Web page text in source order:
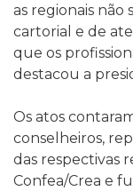
as regionais não
cartorial e de
que os
destacou a
Os atos
conselheiros,
das respectivas
Confea/Crea e